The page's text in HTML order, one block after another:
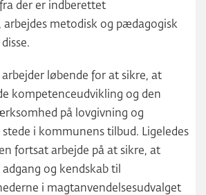
der er indberettet
arbejdes metodisk og pædagogisk
løbende for at sikre, at
kompetenceudvikling og den
på lovgivning og
i kommunens tilbud. Ligeledes
fortsat arbejde på at sikre, at
og kendskab til
i magtanvendelsesudvalget